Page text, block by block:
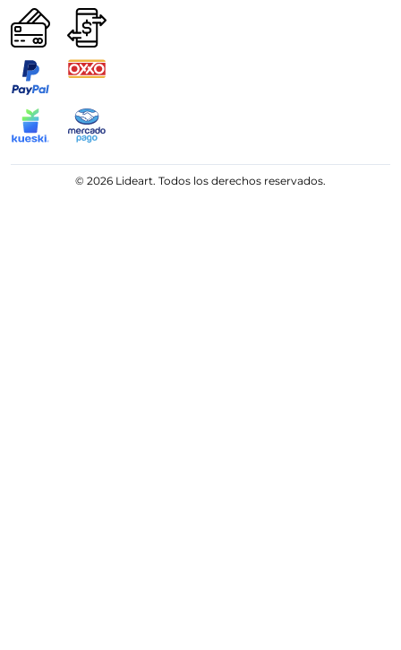
© 2026 Lideart. Todos los derechos reservados.